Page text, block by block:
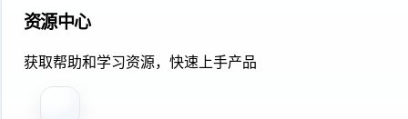
资源中心
获取帮助和学习资源，快速上手产品